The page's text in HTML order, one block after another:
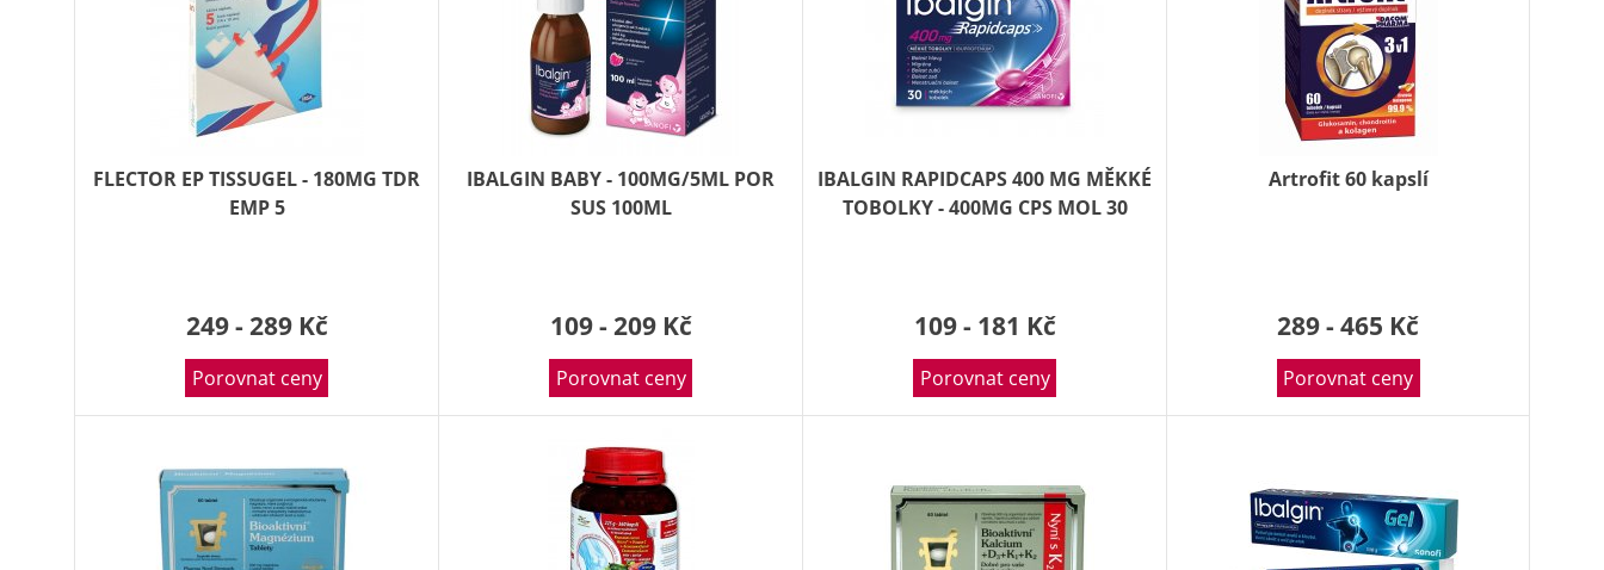
FLECTOR EP TISSUGEL - 180MG TDR
EMP 5
249 - 289 Kč
Porovnat ceny
IBALGIN BABY - 100MG/5ML POR
SUS 100ML
109 - 209 Kč
Porovnat ceny
IBALGIN RAPIDCAPS 400 MG MĚKKÉ
TOBOLKY - 400MG CPS MOL 30
109 - 181 Kč
Porovnat ceny
Artrofit 60 kapslí
289 - 465 Kč
Porovnat ceny